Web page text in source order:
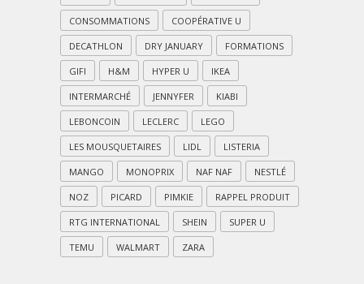
CONSOMMATIONS COOPÉRATIVE U
DECATHLON DRY JANUARY FORMATIONS
GIFI H&M HYPER U IKEA
INTERMARCHÉ JENNYFER KIABI
LEBONCOIN LECLERC LEGO
LES MOUSQUETAIRES LIDL LISTERIA
MANGO MONOPRIX NAF NAF NESTLÉ
NOZ PICARD PIMKIE RAPPEL PRODUIT
RTG INTERNATIONAL SHEIN SUPER U
TEMU WALMART ZARA